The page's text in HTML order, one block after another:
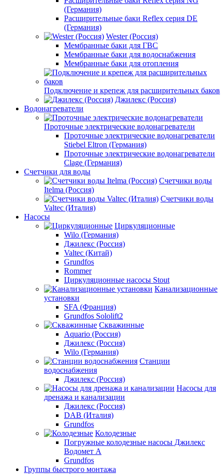
(Германия)
Расширительные баки Reflex серия DE
(Германия)
Wester (Россия)
Мембранные баки для ГВС
Мембранные баки для водоснабжения
Мембранные баки для отопления
Подключение и крепеж для расширительных баков
Джилекс (Россия)
Водонагреватели
Проточные электрические водонагреватели
Проточные электрические водонагреватели
Stiebel Eltron (Германия)
Проточные электрические водонагреватели
Clage (Германия)
Счетчики для воды
Счетчики воды
Itelma (Россия)
Счетчики воды
Valtec (Италия)
Насосы
Циркуляционные
Wilo (Германия)
Джилекс (Россия)
Valtec (Китай)
Grundfos
Rommer
Циркуляционные насосы Stout
Канализационные
установки
SFA (Франция)
Grundfos Sololift2
Скважинные
Aquario (Россия)
Джилекс (Россия)
Wilo (Германия)
Станции
водоснабжения
Джилекс (Россия)
Насосы для
дренажа и канализации
Джилекс (Россия)
DAB (Италия)
Grundfos
Колодезные
Погружные колодезные насосы Джилекс
Водомет А
Grundfos
Группы быстрого монтажа